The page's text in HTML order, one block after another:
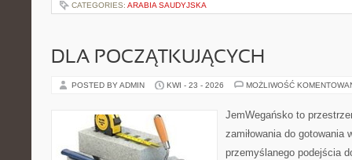
CATEGORIES: ARABIA SAUDYJSKA
DLA POCZĄTKUJĄCYCH
POSTED BY ADMIN KWI - 23 - 2026 MOŻLIWOŚĆ
JemWegańsko to
zamiłowania do gotowania
przemyślanego podejścia